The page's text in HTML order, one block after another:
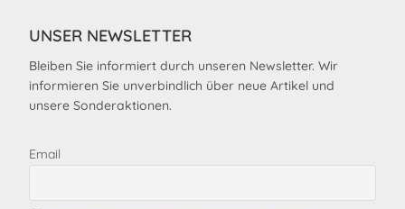
UNSER NEWSLETTER
Bleiben Sie informiert durch unseren Newsletter. Wir
informieren Sie unverbindlich über neue Artikel und
unsere Sonderaktionen.
Email